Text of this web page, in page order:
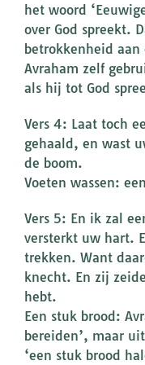
het woord
over God spreekt.
betrokkenheid
Avraham zelf
als hij tot God
Vers 4: Laat toch
gehaald, en wast
de boom.
Voeten wassen:
Vers 5: En ik zal
versterkt uw hart.
trekken. Want
knecht. En zij
hebt.
Een stuk brood:
bereiden’, maar
‘een stuk brood